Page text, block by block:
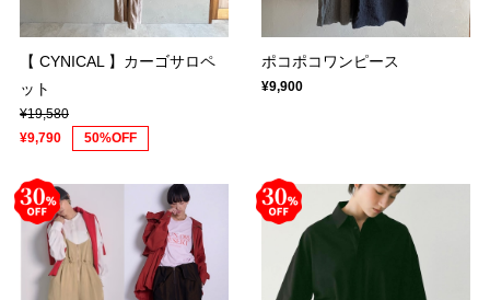
【 CYNICAL 】カーゴサロペ
ット
¥19,580
¥9,790
50%OFF
ポコポコワンピース
¥9,900